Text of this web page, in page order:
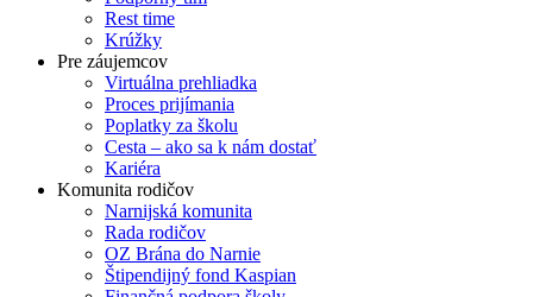
Rest time
Krúžky
Pre záujemcov
Virtuálna prehliadka
Proces prijímania
Poplatky za školu
Cesta – ako sa k nám dostať
Kariéra
Komunita rodičov
Narnijská komunita
Rada rodičov
OZ Brána do Narnie
Štipendijný fond Kaspian